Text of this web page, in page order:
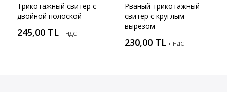
Трикотажный свитер с
двойной полоской
245,00 TL + НДС
Рваный трикотажный
свитер с круглым
вырезом
230,00 TL + НДС